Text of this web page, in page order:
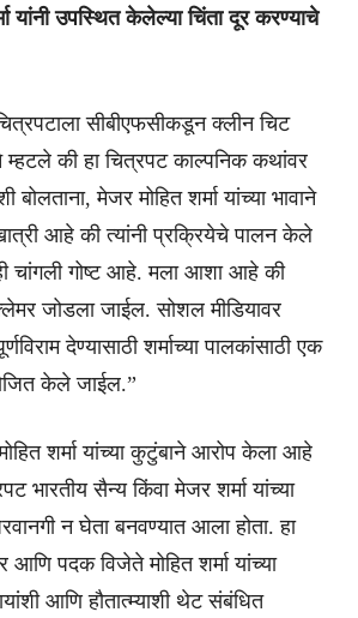
यांनी उपस्थित केलेल्या चिंता दूर करण्याचे
सीबीएफसीकडून क्लीन चिट
म्हटले की हा चित्रपट काल्पनिक कथांवर
मेजर मोहित शर्मा यांच्या भावाने
आहे की त्यांनी प्रक्रियेचे पालन केले
चांगली गोष्ट आहे. मला आशा आहे की
जोडला जाईल. सोशल मीडियावर
देण्यासाठी शर्माच्या पालकांसाठी एक
केले जाईल.”
शर्मा यांच्या कुटुंबाने आरोप केला आहे
भारतीय सैन्य किंवा मेजर शर्मा यांच्या
न घेता बनवण्यात आला होता. हा
पदक विजेते मोहित शर्मा यांच्या
आणि हौतात्म्याशी थेट संबंधित